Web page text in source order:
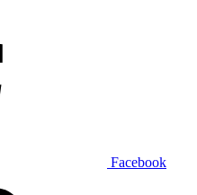
Facebook